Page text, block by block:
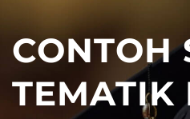
CONTOH
TEMATIK